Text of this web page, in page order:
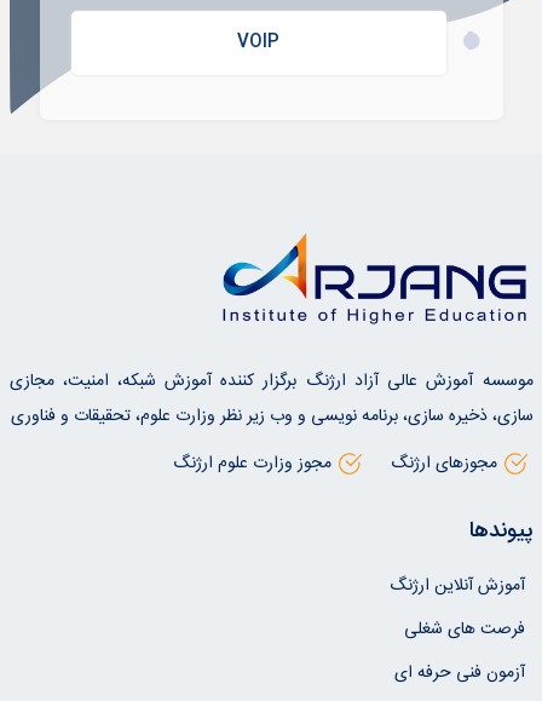
VOIP
موسسه آموزش عالی آزاد ارژنگ برگزار کننده آموزش شبکه، امنیت، مجازی
سازی، ذخیره سازی، برنامه نویسی و وب زیر نظر وزارت علوم، تحقیقات و فناوری
مجوزهای ارژنگ
مجوز وزارت علوم ارژنگ
پیوندها
آموزش آنلاین ارژنگ
فرصت های شغلی
آزمون فنی حرفه ای